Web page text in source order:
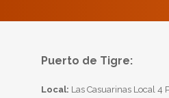
Puerto de Tigre:
Local: Las Casuarinas Local 4